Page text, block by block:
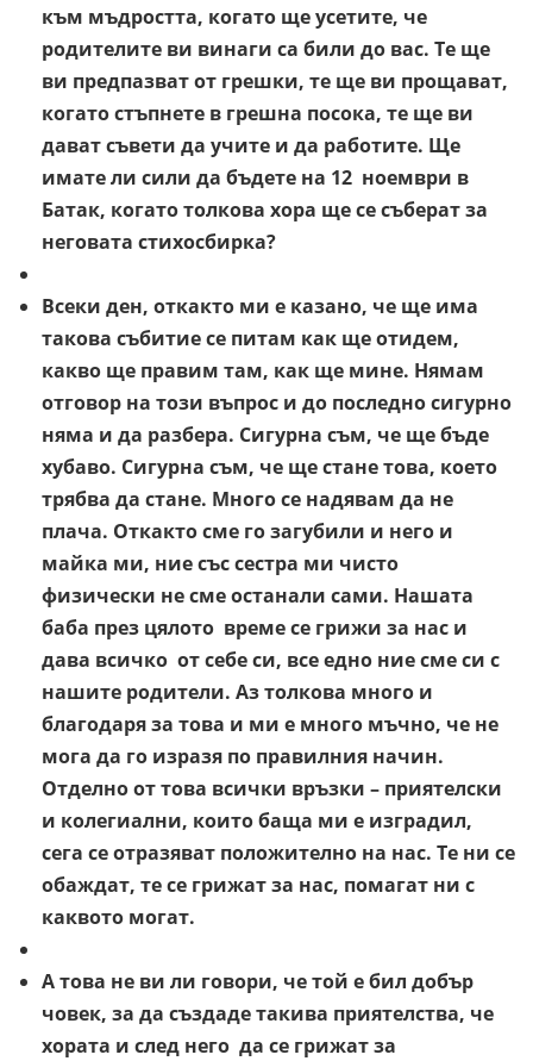
към мъдростта, когато ще усетите, че
родителите ви винаги са били до вас. Те ще
ви предпазват от грешки, те ще ви прощават,
когато стъпнете в грешна посока, те ще ви
дават съвети да учите и да работите. Ще
имате ли сили да бъдете на 12 ноември в
Батак, когато толкова хора ще се съберат за
неговата стихосбирка?
Всеки ден, откакто ми е казано, че ще има
такова събитие се питам как ще отидем,
какво ще правим там, как ще мине. Нямам
отговор на този въпрос и до последно сигурно
няма и да разбера. Сигурна съм, че ще бъде
хубаво. Сигурна съм, че ще стане това, което
трябва да стане. Много се надявам да не
плача. Откакто сме го загубили и него и
майка ми, ние със сестра ми чисто
физически не сме останали сами. Нашата
баба през цялото време се грижи за нас и
дава всичко от себе си, все едно ние сме си с
нашите родители. Аз толкова много и
благодаря за това и ми е много мъчно, че не
мога да го изразя по правилния начин.
Отделно от това всички връзки – приятелски
и колегиални, които баща ми е изградил,
сега се отразяват положително на нас. Те ни се
обаждат, те се грижат за нас, помагат ни с
каквото могат.
А това не ви ли говори, че той е бил добър
човек, за да създаде такива приятелства, че
хората и след него да се грижат за